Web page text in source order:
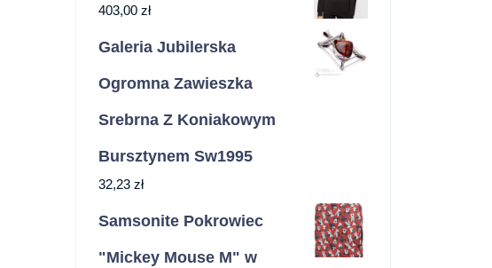
403,00 zł
Galeria Jubilerska
Ogromna Zawieszka
Srebrna Z Koniakowym
Bursztynem Sw1995
32,23 zł
Samsonite Pokrowiec
"Mickey Mouse M" w